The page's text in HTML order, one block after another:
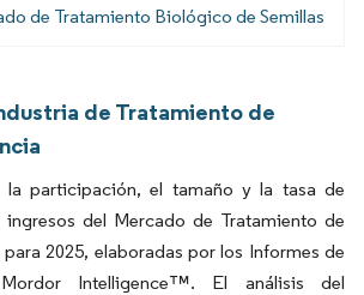
de Tratamiento Biológico de Semillas
de Tratamiento de
la participación, el tamaño y la tasa de
del Mercado de Tratamiento de
para 2025, elaboradas por los Informes de
Intelligence™. El análisis del